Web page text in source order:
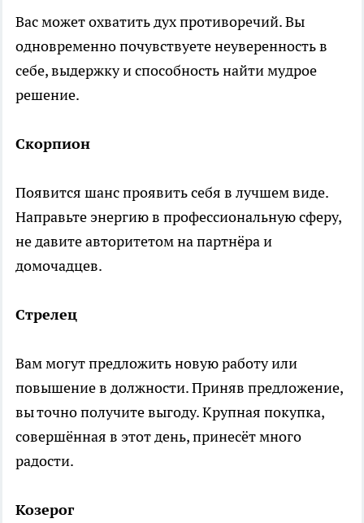
Вас может охватить дух противоречий. Вы
одновременно почувствуете неуверенность в
себе, выдержку и способность найти мудрое
решение.
Скорпион
Появится шанс проявить себя в лучшем виде.
Направьте энергию в профессиональную сферу,
не давите авторитетом на партнёра и
домочадцев.
Стрелец
Вам могут предложить новую работу или
повышение в должности. Приняв предложение,
вы точно получите выгоду. Крупная покупка,
совершённая в этот день, принесёт много
радости.
Козерог